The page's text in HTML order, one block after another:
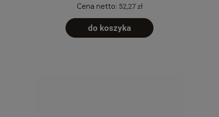
Cena netto: 52,27 zł
do koszyka